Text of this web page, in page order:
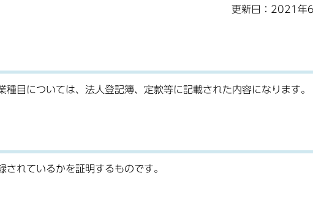
更新日：2021年
目については、法人登記簿、定款等に記載された内容になります。
れているかを証明するものです。